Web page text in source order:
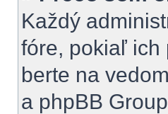
Každý
fóre, pokiaľ ich
berte na
a phpBB